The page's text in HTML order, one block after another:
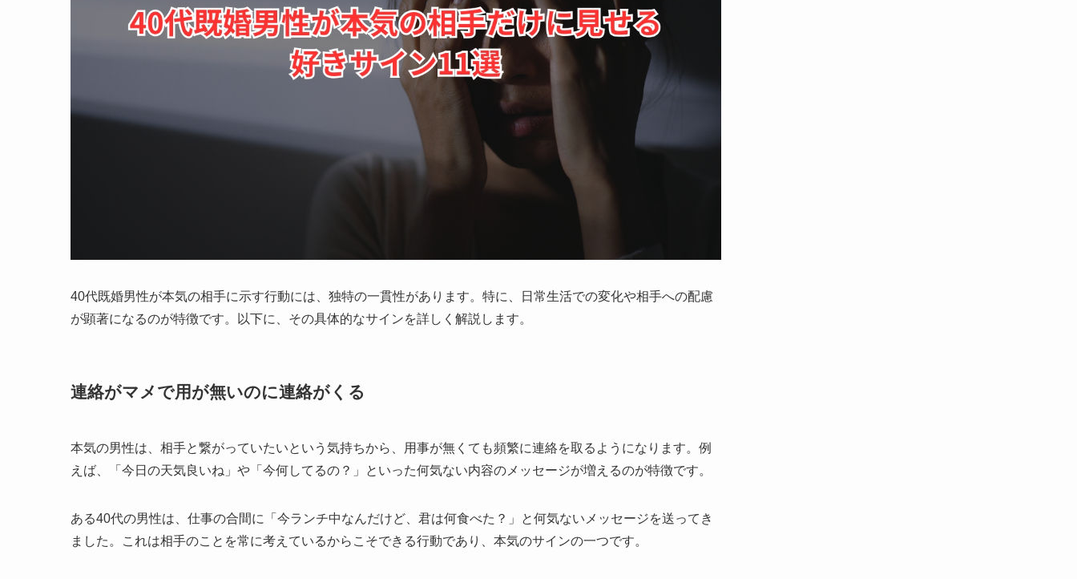
40代既婚男性が本気の相手に示す行動には、独特の一貫性があります。特に、日常生活での変化や相手への配慮
が顕著になるのが特徴です。以下に、その具体的なサインを詳しく解説します。
連絡がマメで用が無いのに連絡がくる
本気の男性は、相手と繋がっていたいという気持ちから、用事が無くても頻繁に連絡を取るようになります。例
えば、「今日の天気良いね」や「今何してるの？」といった何気ない内容のメッセージが増えるのが特徴です。
ある40代の男性は、仕事の合間に「今ランチ中なんだけど、君は何食べた？」と何気ないメッセージを送ってき
ました。これは相手のことを常に考えているからこそできる行動であり、本気のサインの一つです。